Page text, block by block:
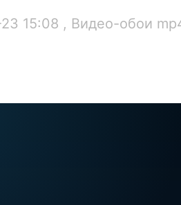
15:08 , Видео-обои